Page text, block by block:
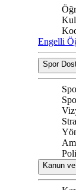
Engelli
Spor
Kanun